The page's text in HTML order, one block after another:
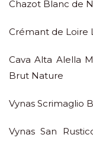
Chazot Blanc de
Crémant de Loire
Cava Alta Alella
Brut Nature
Vynas Scrimaglio
Vynas San